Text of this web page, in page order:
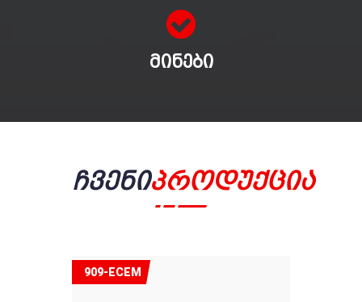
ᲛᲘᲜᲔᲑᲘ
ᲩვენიᲞროდუქცია
909-ECEM